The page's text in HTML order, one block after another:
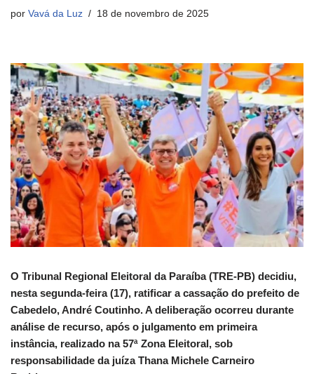
por Vavá da Luz 18 de novembro de 2025
O Tribunal Regional Eleitoral da Paraíba (TRE-PB) decidiu,
nesta segunda-feira (17), ratificar a cassação do prefeito de
Cabedelo, André Coutinho. A deliberação ocorreu durante
análise de recurso, após o julgamento em primeira
instância, realizado na 57ª Zona Eleitoral, sob
responsabilidade da juíza Thana Michele Carneiro